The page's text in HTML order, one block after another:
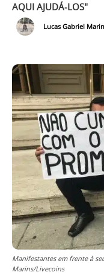
AQUI AJUDÁ-LOS"
Lucas Gabriel
Manifestantes em frente à
Marins/Livecoins